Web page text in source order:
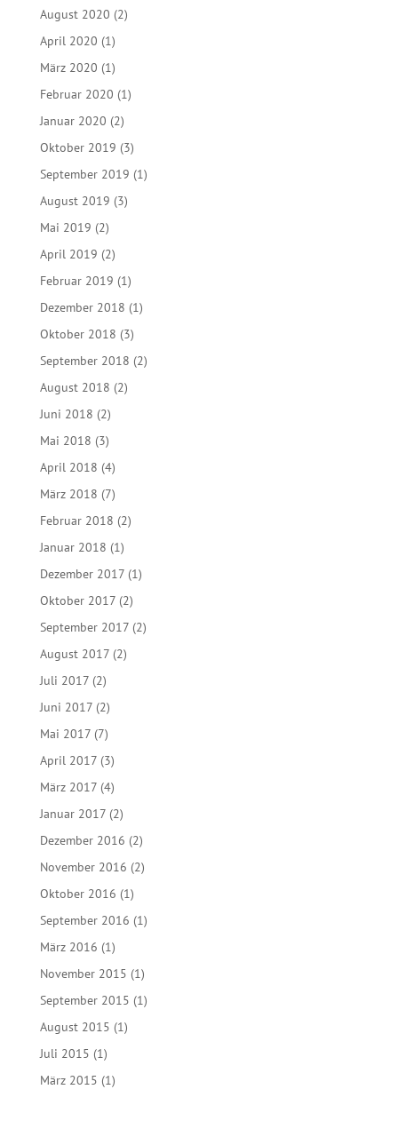
August 2020 (2)
April 2020 (1)
März 2020 (1)
Februar 2020 (1)
Januar 2020 (2)
Oktober 2019 (3)
September 2019 (1)
August 2019 (3)
Mai 2019 (2)
April 2019 (2)
Februar 2019 (1)
Dezember 2018 (1)
Oktober 2018 (3)
September 2018 (2)
August 2018 (2)
Juni 2018 (2)
Mai 2018 (3)
April 2018 (4)
März 2018 (7)
Februar 2018 (2)
Januar 2018 (1)
Dezember 2017(1)
Oktober 2017(2)
September 2017(2)
August 2017(2)
Juli 2017(2)
Juni 2017(2)
Mai 2017(7)
April 2017(3)
März 2017(4)
Januar 2017(2)
Dezember 2016 (2)
November 2016 (2)
Oktober 2016 (1)
September 2016 (1)
März 2016 (1)
November 2015 (1)
September 2015 (1)
August 2015 (1)
Juli 2015 (1)
März 2015 (1)